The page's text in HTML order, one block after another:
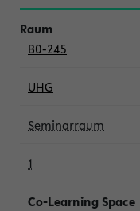
B0-245
UHG
Seminarraum
1
Co-Learning Space